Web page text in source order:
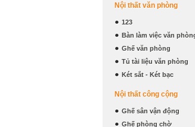
Nội thất văn phòng
123
Bàn làm việc văn
Ghế văn phòng
Tủ tài liệu văn phòng
Két sắt - Két bạc
Nội thất công cộng
Ghế sân vận động
Ghế phòng chờ